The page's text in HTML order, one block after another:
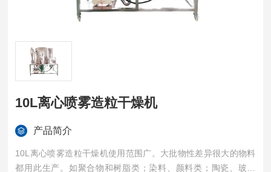
10L离心喷雾造粒干燥机
产品简介
10L离心喷雾造粒干燥机使用范围广。大批物性差异很大的物料
都用此生产。如聚合物和树脂类；染料、颜料类；陶瓷、玻璃